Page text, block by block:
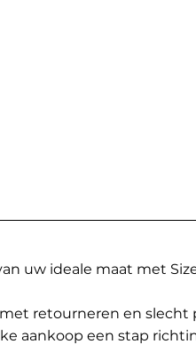
uw ideale maat met
retourneren en
aankoop een stap